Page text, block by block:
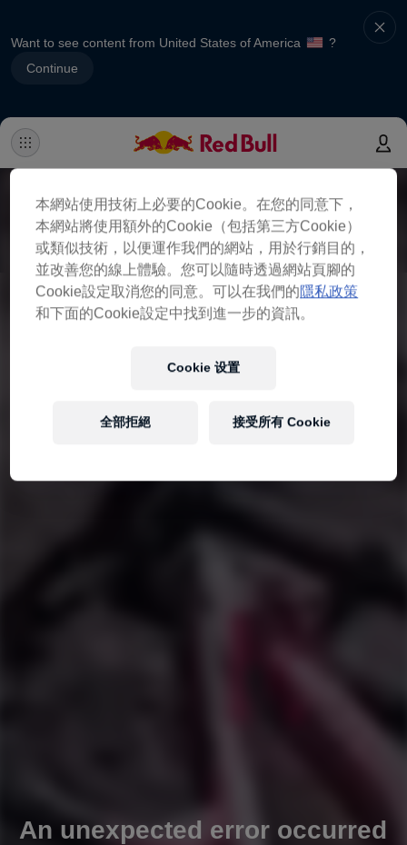
Want to see content from United States of America
?
Continue
An unexpected error occurred
本網站使用技術上必要的Cookie。在您的同意下，
本網站將使用額外的Cookie（包括第三方Cookie）
或類似技術，以便運作我們的網站，用於行銷目的，
並改善您的線上體驗。您可以隨時透過網站頁腳的
Cookie設定取消您的同意。可以在我們的隱私政策
和下面的Cookie設定中找到進一步的資訊。
Cookie 设置
全部拒絕 接受所有 Cookie